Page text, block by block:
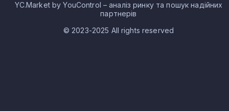
YC.Market by YouControl – аналіз ринку та пошук надійних
партнерів
© 2023-2025 All rights reserved